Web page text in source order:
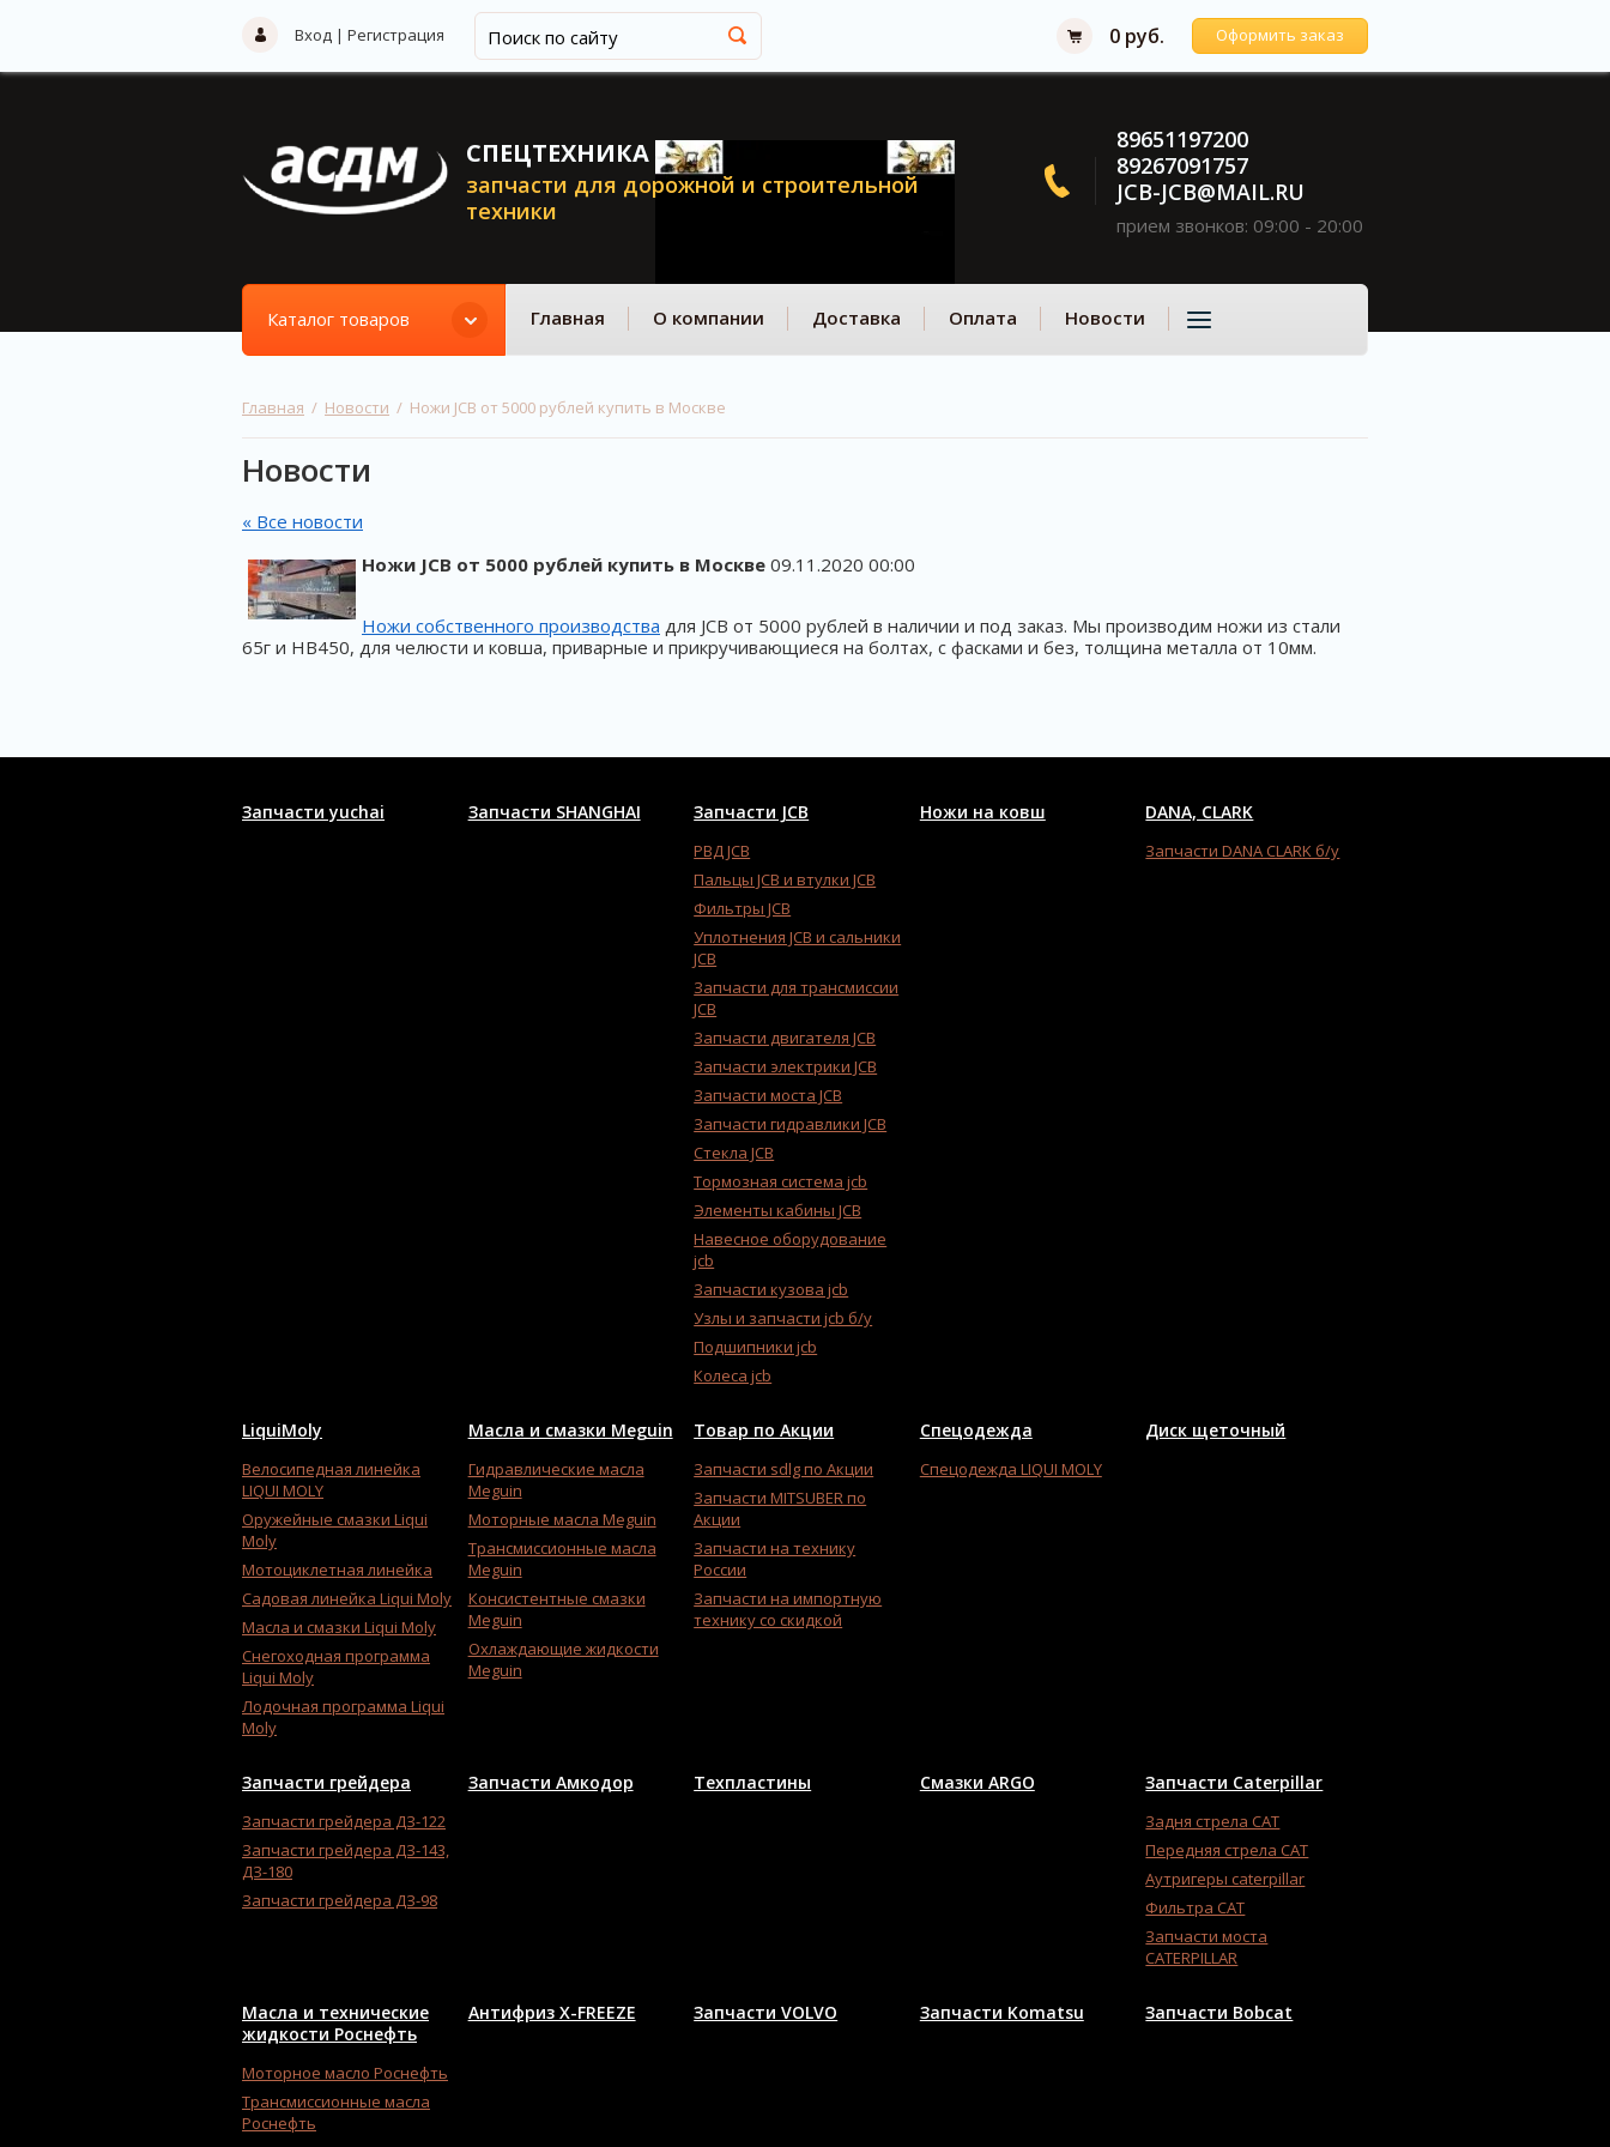
Вход | Регистрация 0 руб. Оформить заказ
СПЕЦТЕХНИКА
запчасти для дорожной и строительной
техники
89651197200
89267091757
JCB-JCB@MAIL.RU
прием звонков: 09:00 - 20:00
Каталог товаров Главная О компании Доставка Оплата Новости
Главная
  /
Новости
  /  Ножи JCB от 5000 рублей купить в Москве
Новости
« Все новости
Ножи JCB от 5000 рублей купить в Москве 09.11.2020 00:00
Ножи собственного производства для JCB от 5000 рублей в наличии и под заказ. Мы производим ножи из стали
65г и HB450, для челюсти и ковша, приварные и прикручивающиеся на болтах, с фасками и без, толщина металла от 10мм.
Запчасти yuchai Запчасти SHANGHAI Запчасти JCB
РВД JCB
Пальцы JCB и втулки JCB
Фильтры JCB
Уплотнения JCB и сальники
JCB
Запчасти для трансмиссии
JCB
Запчасти двигателя JCB
Запчасти электрики JCB
Запчасти моста JCB
Запчасти гидравлики JCB
Стекла JCB
Тормозная система jcb
Элементы кабины JCB
Навесное оборудование
jcb
Запчасти кузова jcb
Узлы и запчасти jcb б/у
Подшипники jcb
Колеса jcb
Ножи на ковш DANA, CLARK
Запчасти DANA CLARK б/у
LiquiMoly
Велосипедная линейка
LIQUI MOLY
Оружейные смазки Liqui
Moly
Мотоциклетная линейка
Садовая линейка Liqui Moly
Масла и смазки Liqui Moly
Снегоходная программа
Liqui Moly
Лодочная программа Liqui
Moly
Масла и смазки Meguin
Гидравлические масла
Meguin
Моторные масла Meguin
Трансмиссионные масла
Meguin
Консистентные смазки
Meguin
Охлаждающие жидкости
Meguin
Товар по Акции
Запчасти sdlg по Акции
Запчасти MITSUBER по
Акции
Запчасти на технику
России
Запчасти на импортную
технику со скидкой
Спецодежда
Спецодежда LIQUI MOLY
Диск щеточный
Запчасти грейдера
Запчасти грейдера ДЗ-122
Запчасти грейдера ДЗ-143,
ДЗ-180
Запчасти грейдера ДЗ-98
Запчасти Амкодор Техпластины Смазки ARGO Запчасти Caterpillar
Задня стрела CAT
Передняя стрела CAT
Аутригеры caterpillar
Фильтра CAT
Запчасти моста
CATERPILLAR
Масла и технические
жидкости Роснефть
Моторное масло Роснефть
Трансмиссионные масла
Роснефть
Антифриз X-FREEZE Запчасти VOLVO Запчасти Komatsu Запчасти Bobcat